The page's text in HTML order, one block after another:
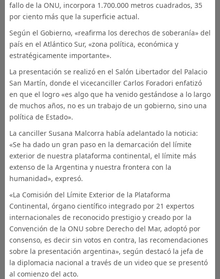
fallo de la ONU, incorpora 1.700.000 metros cuadrados, 35
por ciento más que la superficie actual.
Según el Gobierno, «reafirma los derechos de soberanía» del
país en el Atlántico Sur, «zona política, económica y
estratégicamente importante».
La presentación se realizó en el Salón Libertador del Palacio
San Martín, donde el vicecanciller Carlos Foradori enfatizó
en que el logro «es algo que ha venido gestándose a lo largo
de muchos años, no es un trabajo de un gobierno, sino una
política de Estado».
La canciller Susana Malcorra había adelantado la noticia:
«Se ha dado un gran paso en la demarcación del límite
exterior de nuestra plataforma continental, el límite más
extenso de la Argentina y nuestra frontera con la
humanidad», expresó.
«La Comisión del Límite Exterior de la Plataforma
Continental, órgano científico integrado por 21 expertos
internacionales de reconocido prestigio y creado por la
Convención de la ONU sobre Derecho del Mar, adoptó por
consenso, es decir sin votos en contra, las recomendaciones
sobre la presentación argentina», según destacó la jefa de
la diplomacia nacional a través de un video que se presentó
al comienzo del acto.